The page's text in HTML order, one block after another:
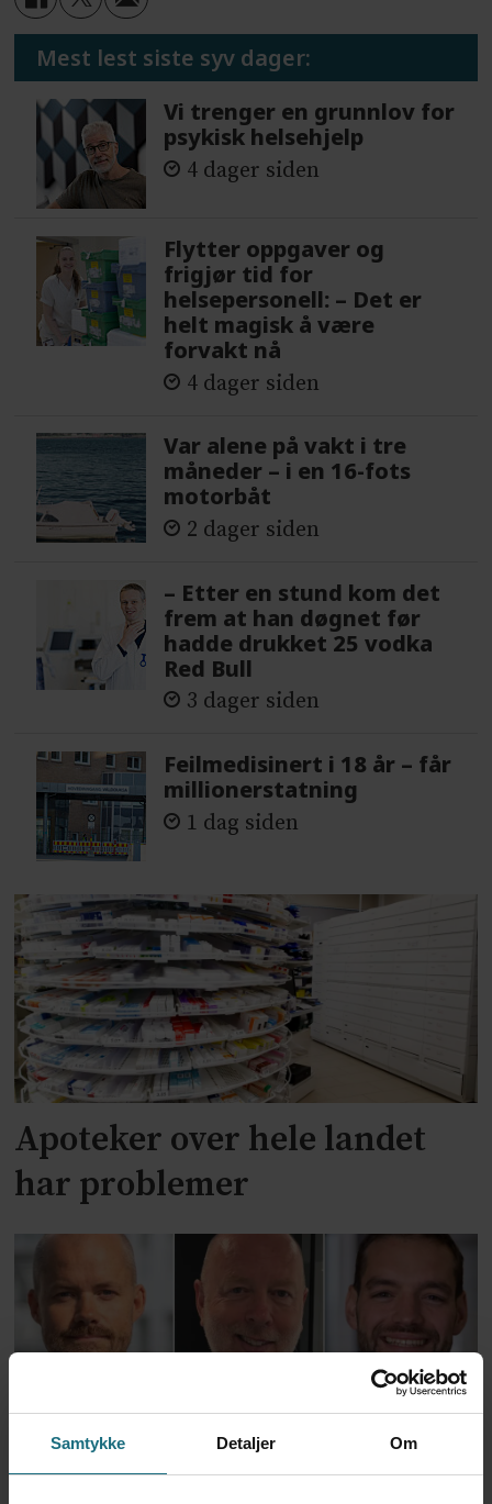
Samtykke Detaljer Om
Mest lest siste syv dager:
Vi trenger en grunnlov for
psykisk helsehjelp
4 dager siden
Flytter oppgaver og
frigjør tid for
helsepersonell: – Det er
helt magisk å være
forvakt nå
4 dager siden
Var alene på vakt i tre
måneder – i en 16-fots
motorbåt
2 dager siden
– Etter en stund kom det
frem at han døgnet før
hadde drukket 25 vodka
Red Bull
3 dager siden
Feilmedisinert i 18 år – får
millionerstatning
1 dag siden
Apoteker over hele landet
har problemer
Kliniske studier kommer ikke